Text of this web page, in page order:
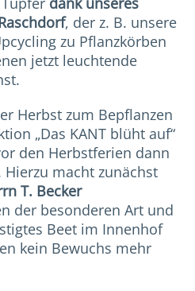
, der z. B. unsere
zu Pflanzkörben
jetzt leuchtende
Herbst zum Bepflanzen
„Das KANT blüht auf“
den Herbstferien dann
macht zunächst
T. Becker
der besonderen Art und
Beet im Innenhof
kein Bewuchs mehr